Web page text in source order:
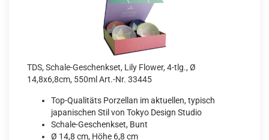
TDS, Schale-Geschenkset, Lily Flower, 4-tlg., Ø
14,8x6,8cm, 550ml Art.-Nr. 33445
Top-Qualitäts Porzellan im aktuellen, typisch
japanischen Stil von Tokyo Design Studio
Schale-Geschenkset, Bunt
Ø 14,8 cm, Höhe 6,8 cm